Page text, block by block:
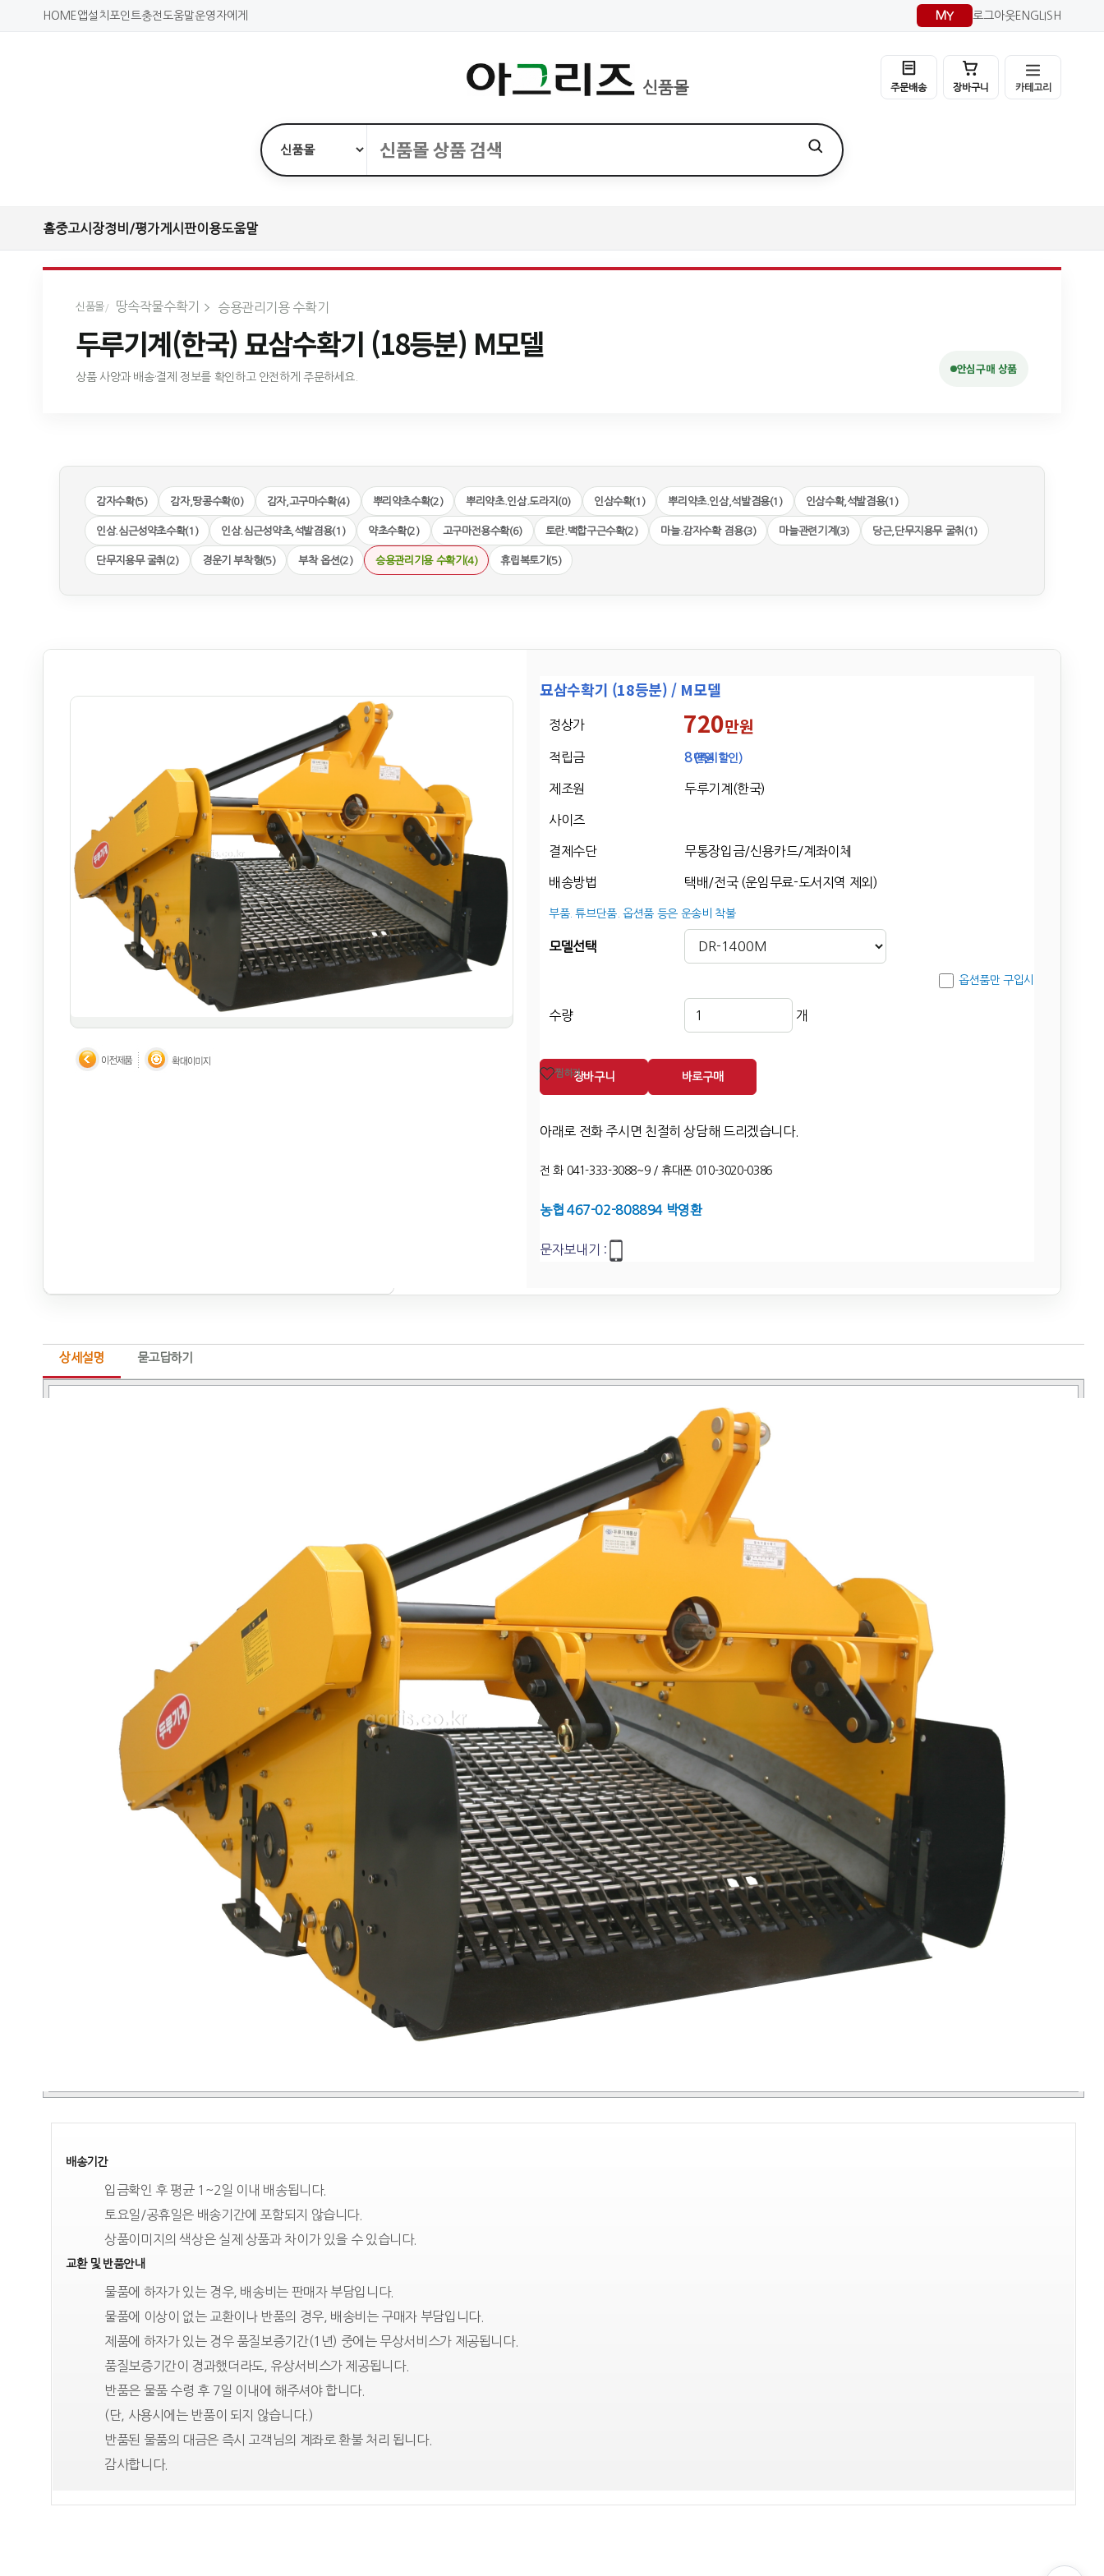
HOME 앱설치 포인트충전도움말운영자에게 MY 로그아웃ENGLISH
신품몰 주문배송 장바구니 카테고리
홈중고시장정비/평가게시판이용도움말
신품몰 땅속작물수확기 승용관리기용 수확기
두루기계(한국) 묘삼수확기 (18등분) M모델
상품 사양과 배송·결제 정보를 확인하고 안전하게 주문하세요.
안심구매 상품
감자수확(5) 감자,땅콩수확(0) 감자,고구마수확(4) 뿌리약초수확(2) 뿌리약초.인삼.도라지(0) 인삼수확(1) 뿌리약초.인삼,석발겸용(1) 인삼수확,석발겸용(1)
인삼.심근성약초수확(1) 인삼.심근성약초,석발겸용(1) 약초수확(2) 고구마전용수확(6) 토란.백합구근수확(2) 마늘.감자수확 겸용(3) 마늘관련기계(3) 당근,단무지용무 굴취(1)
단무지용무 굴취(2) 경운기 부착형(5) 부착 옵션(2) 승용관리기용 수확기(4) 휴립복토기(5)
묘삼수확기 (18등분) / M모델
정상가 720만원
적립금 8만원
(즉시할인)
제조원 두루기계(한국)
사이즈
결제수단 무통장입금/신용카드/계좌이체
배송방법 택배/전국 (운임무료-도서지역 제외)
부품. 튜브단품. 옵션품 등은 운송비 착불
모델선택
옵션품만 구입시
수량 개
찜하기장바구니 바로구매
아래로 전화 주시면 친절히 상담해 드리겠습니다.
전 화 041-333-3088~9 / 휴대폰 010-3020-0386
농협 467-02-808894 박영환
문자보내기 :
상세설명 묻고답하기
배송기간
입금확인 후 평균 1~2일 이내 배송됩니다.
토요일/공휴일은 배송기간에 포함되지 않습니다.
상품이미지의 색상은 실제 상품과 차이가 있을 수 있습니다.
교환 및 반품안내
물품에 하자가 있는 경우, 배송비는 판매자 부담입니다.
물품에 이상이 없는 교환이나 반품의 경우, 배송비는 구매자 부담입니다.
제품에 하자가 있는 경우 품질보증기간(1년) 중에는 무상서비스가 제공됩니다.
품질보증기간이 경과했더라도, 유상서비스가 제공됩니다.
반품은 물품 수령 후 7일 이내에 해주셔야 합니다.
(단, 사용시에는 반품이 되지 않습니다.)
반품된 물품의 대금은 즉시 고객님의 계좌로 환불 처리 됩니다.
감사합니다.